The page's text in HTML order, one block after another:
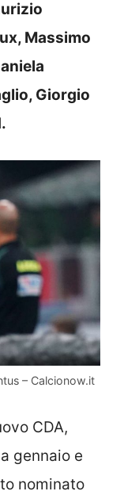
Massimo
Giorgio
– Calcionow.it
CDA,
gennaio e
nominato